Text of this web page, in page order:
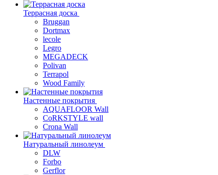
Террасная доска
Bruggan
Dortmax
lecole
Legro
MEGADECK
Polivan
Terrapol
Wood Family
Настенные покрытия
AQUAFLOOR Wall
CoRKSTYLE wall
Crona Wall
Натуральный линолеум
DLW
Forbo
Gerflor